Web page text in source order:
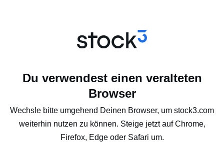
Du verwendest einen veralteten
Browser
Wechsle bitte umgehend Deinen Browser, um stock3.com
weiterhin nutzen zu können. Steige jetzt auf Chrome,
Firefox, Edge oder Safari um.